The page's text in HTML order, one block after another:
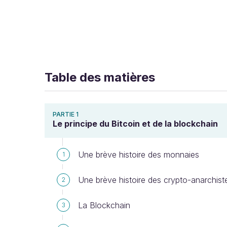
Table des matières
PARTIE 1
Le principe du Bitcoin et de la blockchain
1 Une brève histoire des monnaies
2 Une brève histoire des crypto-
3 La Blockchain